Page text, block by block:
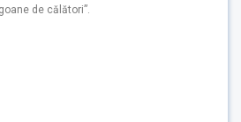
de călători”.